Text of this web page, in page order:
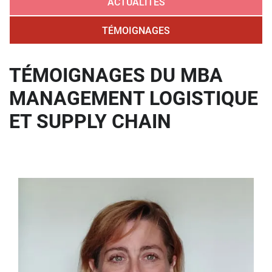
TÉMOIGNAGES
TÉMOIGNAGES DU MBA
MANAGEMENT LOGISTIQUE
ET SUPPLY CHAIN